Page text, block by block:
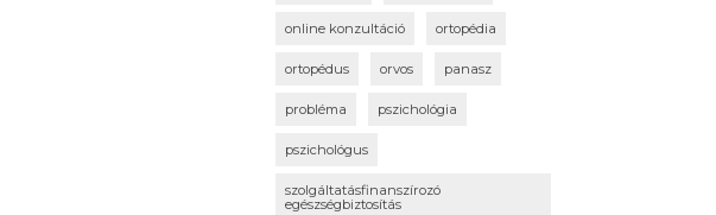
online konzultáció ortopédia
ortopédus orvos panasz
probléma pszichológia
pszichológus
szolgáltatásfinanszírozó
egészségbiztosítás